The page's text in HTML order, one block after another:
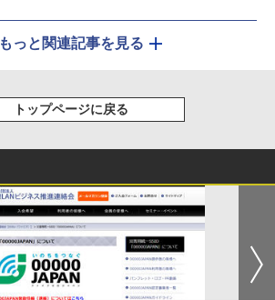
もっと関連記事を見る
トップページに戻る